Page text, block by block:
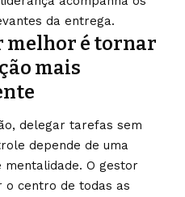
da entrega.
melhor é tornar
mais
delegar tarefas sem
depende de uma
mentalidade. O gestor
o centro de todas as